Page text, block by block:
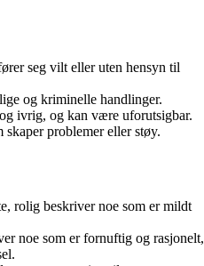
seg vilt eller uten hensyn til
og kriminelle handlinger.
ivrig, og kan være uforutsigbar.
skaper problemer eller støy.
rolig beskriver noe som er mildt
noe som er fornuftig og rasjonelt,